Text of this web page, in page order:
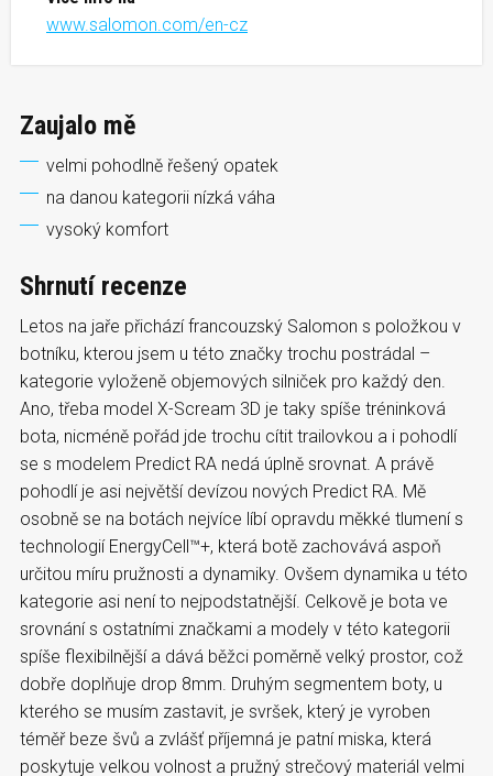
www.salomon.com/en-cz
Zaujalo mě
velmi pohodlně řešený opatek
na danou kategorii nízká váha
vysoký komfort
Shrnutí recenze
Letos na jaře přichází francouzský Salomon s položkou v
botníku, kterou jsem u této značky trochu postrádal –
kategorie vyloženě objemových silniček pro každý den.
Ano, třeba model X-Scream 3D je taky spíše tréninková
bota, nicméně pořád jde trochu cítit trailovkou a i pohodlí
se s modelem Predict RA nedá úplně srovnat. A právě
pohodlí je asi největší devízou nových Predict RA. Mě
osobně se na botách nejvíce líbí opravdu měkké tlumení s
technologií EnergyCell™+, která botě zachovává aspoň
určitou míru pružnosti a dynamiky. Ovšem dynamika u této
kategorie asi není to nejpodstatnější. Celkově je bota ve
srovnání s ostatními značkami a modely v této kategorii
spíše flexibilnější a dává běžci poměrně velký prostor, což
dobře doplňuje drop 8mm. Druhým segmentem boty, u
kterého se musím zastavit, je svršek, který je vyroben
téměř beze švů a zvlášť příjemná je patní miska, která
poskytuje velkou volnost a pružný strečový materiál velmi